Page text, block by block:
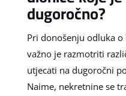
dugoročno?
Pri donošenju odluka
važno je razmotriti
utjecati na dugoročni
Naime, nekretnine se